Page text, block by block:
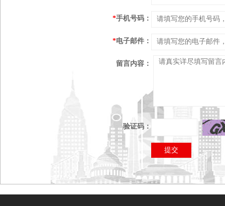
*手机号码：
*电子邮件：
留言内容：
验证码：